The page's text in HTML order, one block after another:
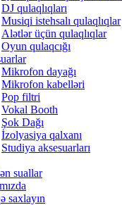
DJ qulaqlıqları
Musiqi istehsalı qulaqlıqlar
Alətlər üçün qulaqlıqlar
Oyun qulaqcığı
Mikrofon dayağı
Mikrofon kabelləri
Pop filtri
Vokal Booth
Şok Dağı
İzolyasiya qalxanı
Studiya aksesuarları
suallar
saxlayın